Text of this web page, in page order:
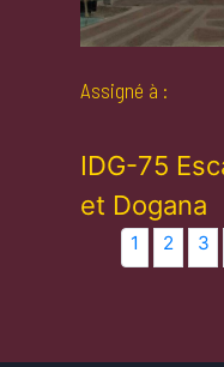
Assigné à :
IDG-75
et Dogana
1 2 3